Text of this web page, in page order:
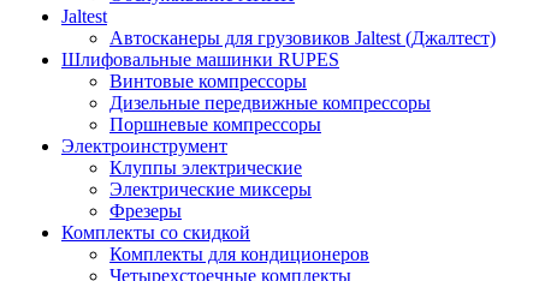
Jaltest
Автосканеры для грузовиков Jaltest (Джалтест)
Шлифовальные машинки RUPES
Винтовые компрессоры
Дизельные передвижные компрессоры
Поршневые компрессоры
Электроинструмент
Клуппы электрические
Электрические миксеры
Фрезеры
Комплекты со скидкой
Комплекты для кондиционеров
Четырехстоечные комплекты